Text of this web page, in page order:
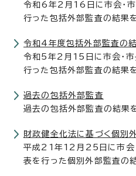
令和6年2月16日に市会・市
行った包括外部監査の結果を
令和4年度包括外部監査の
令和5年2月15日に市会・市
行った包括外部監査の結果を
過去の包括外部監査
過去の包括外部監査の結果
財政健全化法に基づく個別
平成21年12月25日に市会
表を行った個別外部監査の